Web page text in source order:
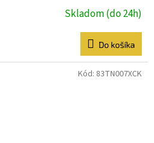
Skladom (do 24h)
Do košíka
Kód: 83TN007XCK